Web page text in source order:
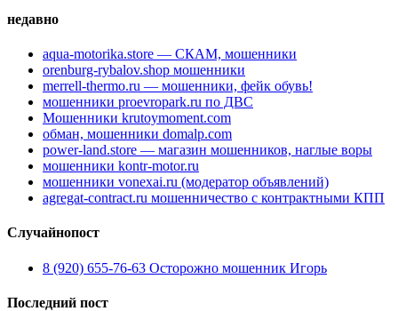
недавно
aqua-motorika.store — СКАМ, мошенники
orenburg-rybalov.shop мошенники
merrell-thermo.ru — мошенники, фейк обувь!
мошенники proevropark.ru по ДВС
Мошенники krutoymoment.com
обман, мошенники domalp.com
power-land.store — магазин мошенников, наглые воры
мошенники kontr-motor.ru
мошенники vonexai.ru (модератор объявлений)
agregat-contract.ru мошенничество с контрактными КПП
Случайнопост
8 (920) 655-76-63 Осторожно мошенник Игорь
Последний пост